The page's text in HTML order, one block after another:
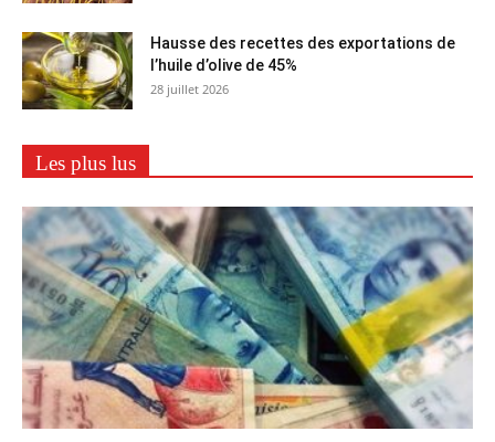
Hausse des recettes des exportations de
l’huile d’olive de 45%
28 juillet 2026
Les plus lus